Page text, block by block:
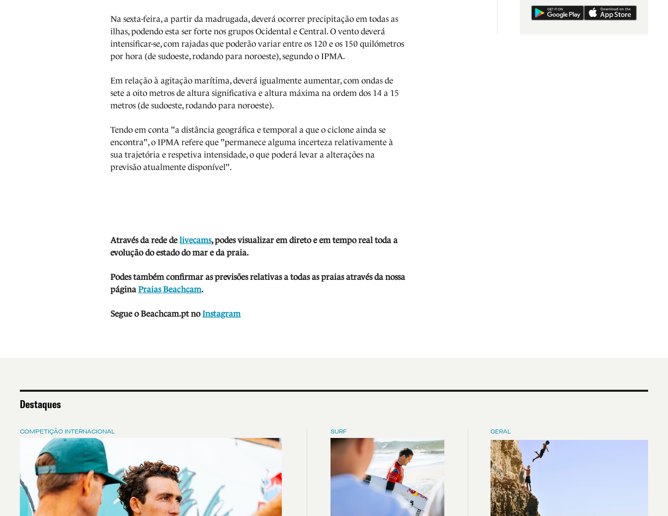
Na sexta-feira, a partir da madrugada, deverá ocorrer precipitação em todas as
ilhas, podendo esta ser forte nos grupos Ocidental e Central. O vento deverá
intensificar-se, com rajadas que poderão variar entre os 120 e os 150 quilómetros
por hora (de sudoeste, rodando para noroeste), segundo o IPMA.
Em relação à agitação marítima, deverá igualmente aumentar, com ondas de
sete a oito metros de altura significativa e altura máxima na ordem dos 14 a 15
metros (de sudoeste, rodando para noroeste).
Tendo em conta "a distância geográfica e temporal a que o ciclone ainda se
encontra", o IPMA refere que "permanece alguma incerteza relativamente à
sua trajetória e respetiva intensidade, o que poderá levar a alterações na
previsão atualmente disponível".
Através da rede delivecams, podes visualizar em direto e em tempo real toda a
evolução do estado do mar e da praia.
Podes também confirmar as previsões relativas a todas as praias através da nossa
páginaPraias Beachcam.
Segue o Beachcam.pt no Instagram
Destaques
COMPETIÇÃO INTERNACIONAL SURF GERAL